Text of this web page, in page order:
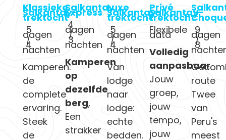
Klassieke
Salkantay-
trektocht
5
dagen
/
4
nachten
Kamperen:
de
complete
ervaring.
Steek
de
Salkantay
Express
4
dagen
/
3
nachten
Kamperen
op
dezelfde
berg,
Een
strakker
Luxe
Salkantay-
trektocht
5
dagen
/
4
nachten
Van
lodge
naar
lodge:
echte
bedden.
Privé
Salkantay-
trektocht
Flexibele
data
Volledig
aanpasbaar
Jouw
groep,
jouw
tempo,
jouw
+
9
dagen
/
8
route
Twee
van
Peru's
meest